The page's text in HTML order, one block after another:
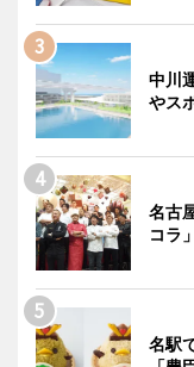
中川
やス
名古
コラ
名駅